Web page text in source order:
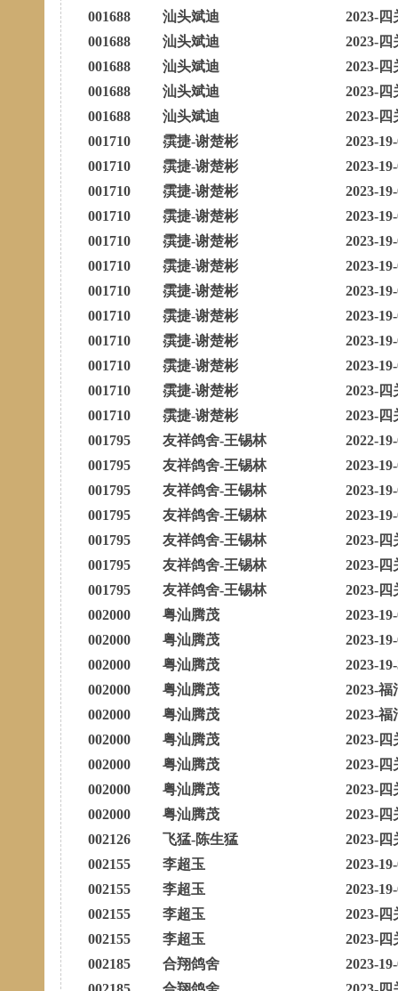
001688
汕头斌迪
2023-四
001688
汕头斌迪
2023-四
001688
汕头斌迪
2023-四
001688
汕头斌迪
2023-四
001688
汕头斌迪
2023-四
001710
霟捷-谢楚彬
2023-
001710
霟捷-谢楚彬
2023-
001710
霟捷-谢楚彬
2023-
001710
霟捷-谢楚彬
2023-
001710
霟捷-谢楚彬
2023-
001710
霟捷-谢楚彬
2023-
001710
霟捷-谢楚彬
2023-
001710
霟捷-谢楚彬
2023-
001710
霟捷-谢楚彬
2023-
001710
霟捷-谢楚彬
2023-
001710
霟捷-谢楚彬
2023-四
001710
霟捷-谢楚彬
2023-四
001795
友祥鸽舍-王锡林
2022-
001795
友祥鸽舍-王锡林
2023-
001795
友祥鸽舍-王锡林
2023-
001795
友祥鸽舍-王锡林
2023-
001795
友祥鸽舍-王锡林
2023-四
001795
友祥鸽舍-王锡林
2023-四
001795
友祥鸽舍-王锡林
2023-四
002000
粤汕腾茂
2023-
002000
粤汕腾茂
2023-
002000
粤汕腾茂
2023-
002000
粤汕腾茂
2023-福
002000
粤汕腾茂
2023-福
002000
粤汕腾茂
2023-四
002000
粤汕腾茂
2023-四
002000
粤汕腾茂
2023-四
002000
粤汕腾茂
2023-四
002126
飞猛-陈生猛
2023-四
002155
李超玉
2023-
002155
李超玉
2023-
002155
李超玉
2023-四
002155
李超玉
2023-四
002185
合翔鸽舍
2023-